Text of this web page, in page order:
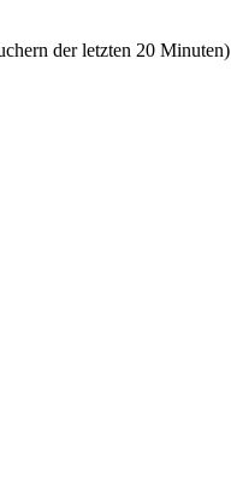
der letzten 20 Minuten)